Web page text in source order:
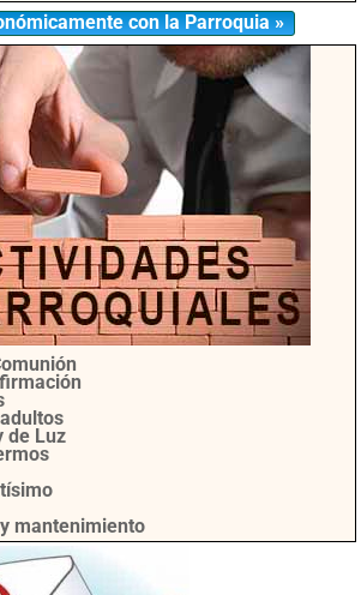
con la Parroquia »
de Luz
mantenimiento